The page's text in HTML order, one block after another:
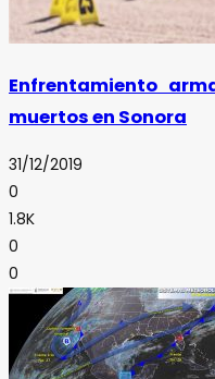
Enfrentamiento
muertos en Sonora
31/12/2019
0
1.8K
0
0